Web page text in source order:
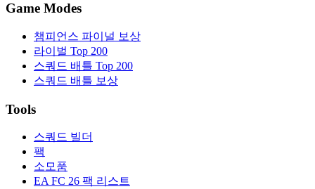
Game Modes
챔피언스 파이널 보상
라이벌 Top 200
스쿼드 배틀 Top 200
스쿼드 배틀 보상
Tools
스쿼드 빌더
팩
소모품
EA FC 26 팩 리스트